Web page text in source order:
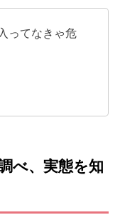
ってなきゃ危
べ、実態を知